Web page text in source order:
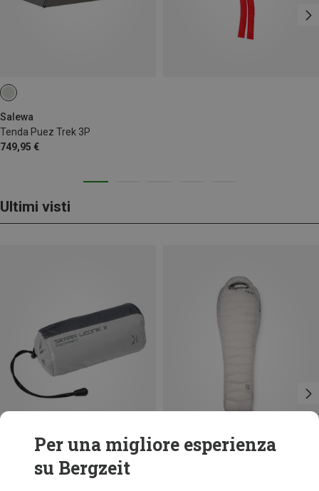
Salewa
Tenda Puez Trek 3P
749,95 €
Ultimi visti
Risparmi 34%
Per una migliore esperienza
su Bergzeit